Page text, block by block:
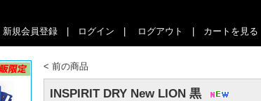
新規会員登録 ログイン ログアウト カートを見る
< 前の商品
INSPIRIT DRY New LION 黒